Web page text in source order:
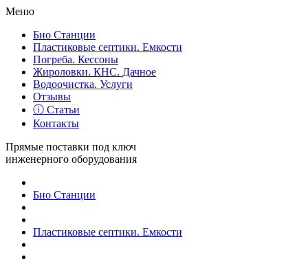
Меню
Био Станции
Пластиковые септики. Емкости
Погреба. Кессоны
Жироловки. КНС. Дачное
Водоочистка. Услуги
Отзывы
ⓘ Статьи
Контакты
Прямые поставки под ключ
инженерного оборудования
Био Станции
Пластиковые септики. Емкости